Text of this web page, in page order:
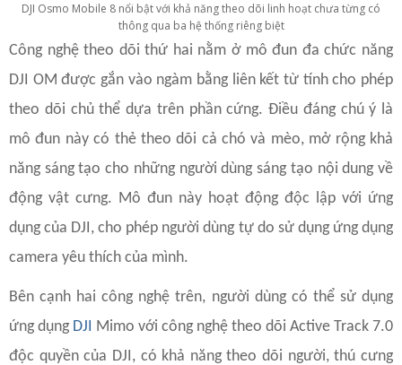
DJI Osmo Mobile 8 nổi bật với khả năng theo dõi linh hoạt chưa từng có
thông qua ba hệ thống riêng biệt
Công nghệ theo dõi thứ hai nằm ở mô đun đa chức năng
DJI OM được gắn vào ngàm bằng liên kết từ tính cho phép
theo dõi chủ thể dựa trên phần cứng. Điều đáng chú ý là
mô đun này có thẻ theo dõi cả chó và mèo, mở rộng khả
năng sáng tạo cho những người dùng sáng tạo nội dung về
động vật cưng. Mô đun này hoạt động độc lập với ứng
dụng của DJI, cho phép người dùng tự do sử dụng ứng dụng
camera yêu thích của mình.
Bên cạnh hai công nghệ trên, người dùng có thể sử dụng
ứng dụng DJI Mimo với công nghệ theo dõi Active Track 7.0
độc quyền của DJI, có khả năng theo dõi người, thú cưng